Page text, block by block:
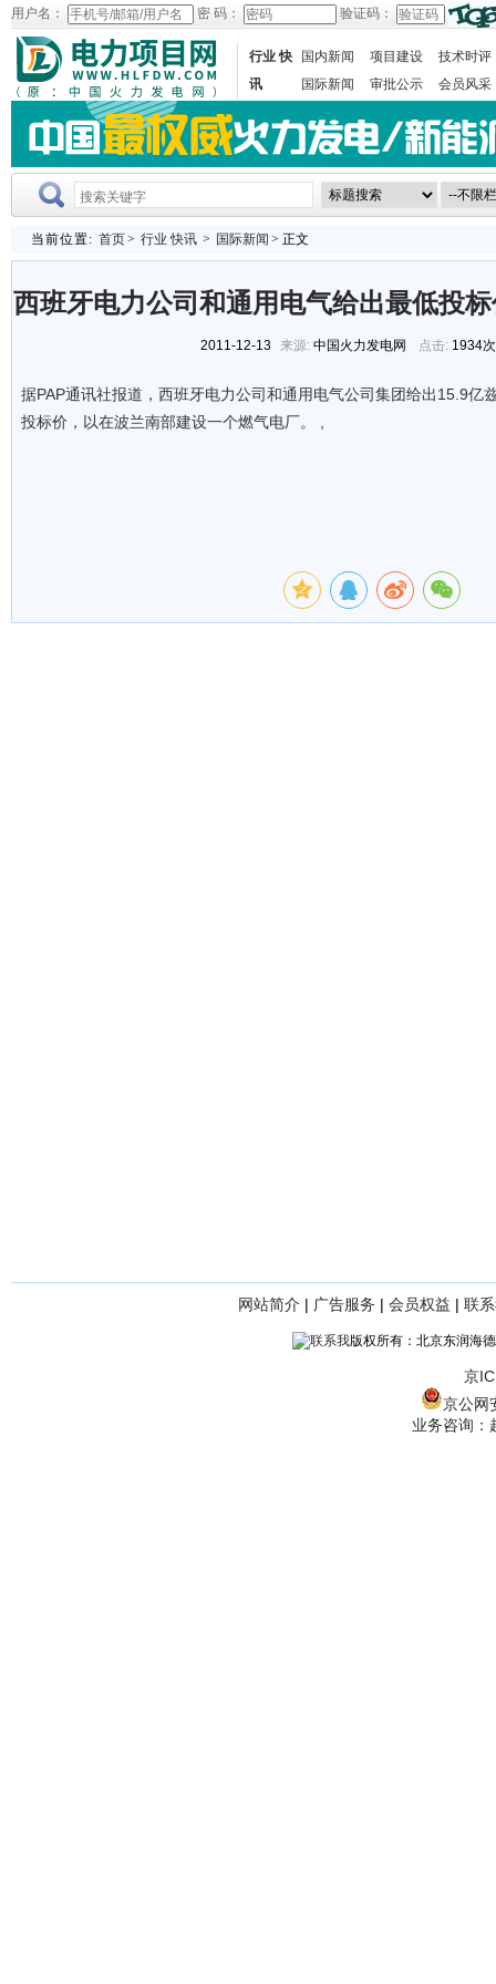
用户名： 密 码： 验证码：
行业 快
讯
国内新闻 项目建设
技术时评
国际新闻
审批公示 会员风采
当前位置: 首页> 行业 快讯 > 国际新闻 > 正文
西班牙电力公司和通用电气给出最低投
2011-12-13 来源: 中国火力发电网 点击: 1934
据PAP通讯社报道，西班牙电力公司和通用电气公司集团给出15.9亿
投标价，以在波兰南部建设一个燃气电厂。 ,
网站简介 | 广告服务 | 会员权益 | 联
版权所有：北京东润海
京
京公网
业务咨询：